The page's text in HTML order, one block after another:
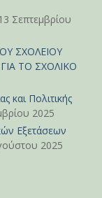
Σεπτεμβρίου
ΣΧΟΛΕΙΟΥ
ΤΟ ΣΧΟΛΙΚΟ
και Πολιτικής
2025
Εξετάσεων
2025